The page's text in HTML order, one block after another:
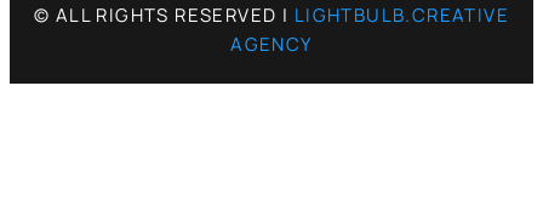
© ALL RIGHTS RESERVED | LIGHTBULB.CREATIVE
AGENCY